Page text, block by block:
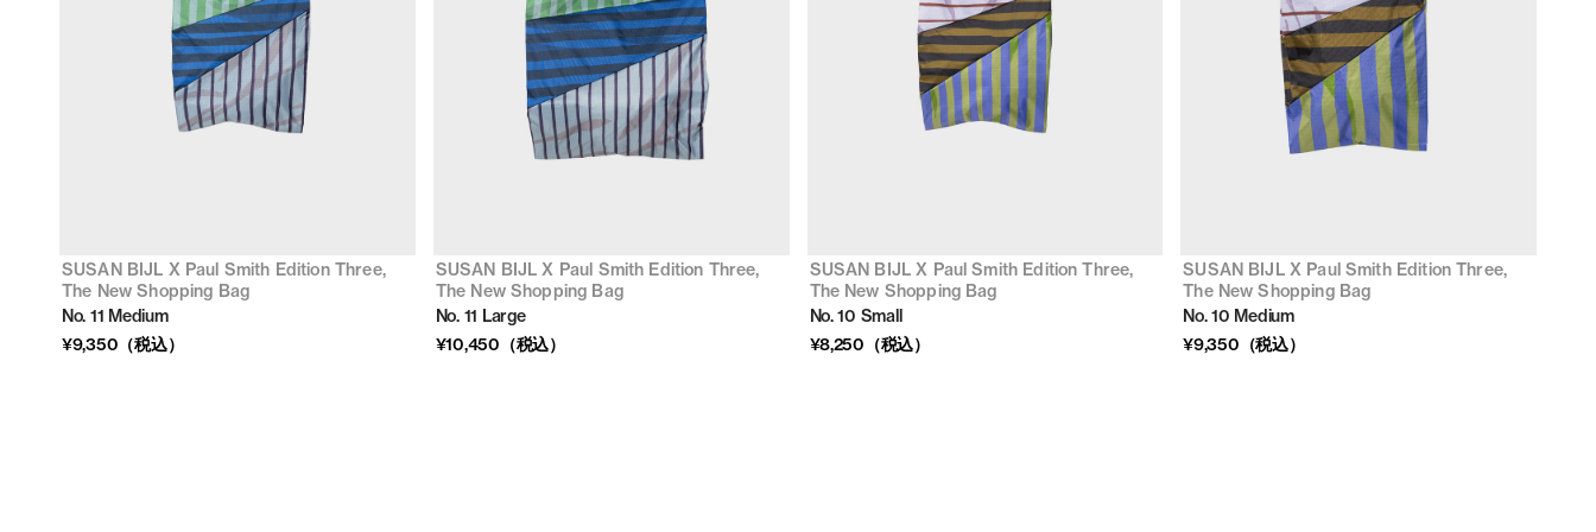
SUSAN BIJL X Paul Smith Edition Three,
The New Shopping Bag
No. 11 Medium
¥9,350（税込）
SUSAN BIJL X Paul Smith Edition Three,
The New Shopping Bag
No. 11 Large
¥10,450（税込）
SUSAN BIJL X Paul Smith Edition Three,
The New Shopping Bag
No. 10 Small
¥8,250（税込）
SUSAN BIJL X Paul Smith Edition Three,
The New Shopping Bag
No. 10 Medium
¥9,350（税込）